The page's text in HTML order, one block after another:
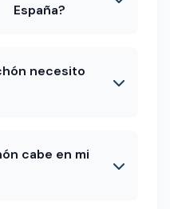
España?
necesito
cabe en mi